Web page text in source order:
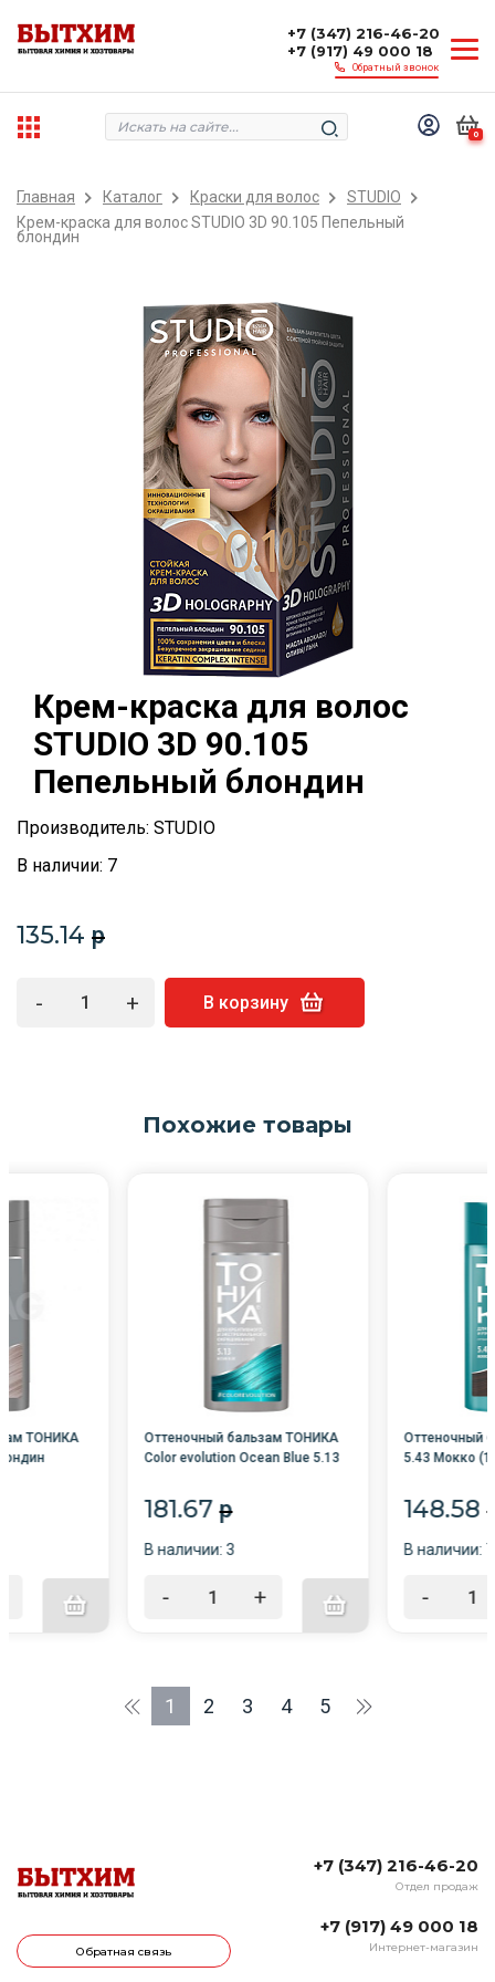
+7 (347) 216-46-20
+7 (917) 49 000 18
Обратный звонок
0
Главная Каталог Краски для волос
STUDIO
Крем-краска для волос STUDIO 3D 90.105 Пепельный
блондин
Крем-краска для волос
STUDIO 3D 90.105
Пепельный блондин
Производитель: STUDIO
В наличии: 7
135.14 p
- + В корзину
Похожие товары
ТОНИКА
Оттеночный бальзам ТОНИКА
Color evolution Ocean Blue 5.13
181.67 p
В наличии: 3
- +
Оттеночный
5.43 Мокко
148.58
В наличии: 7
-
1 2 3 4 5
Обратная связь
+7 (347) 216-46-20
Отдел продаж
+7 (917) 49 000 18
Интернет-магазин